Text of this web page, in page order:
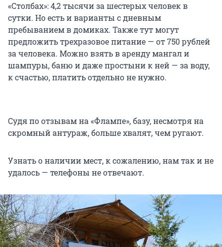
«Столбах»: 4,2 тысячи за шестерых человек в
сутки. Но есть и варианты с дневным
пребыванием в домиках. Также тут могут
предложить трехразовое питание — от 750 рублей
за человека. Можно взять в аренду мангал и
шампуры, баню и даже простыни к ней — за воду,
к счастью, платить отдельно не нужно.
Судя по отзывам на «Флампе», базу, несмотря на
скромный антураж, больше хвалят, чем ругают.
Узнать о наличии мест, к сожалению, нам так и не
удалось — телефоны не отвечают.